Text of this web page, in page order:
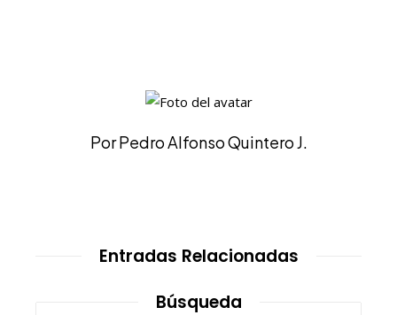
Por Pedro Alfonso Quintero J.
Entradas Relacionadas
Búsqueda